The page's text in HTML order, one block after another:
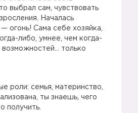
👶🏼
выбрал сам, чувствовать
Началась
огонь! Сама себе хозяйка,
либо, умнее, чем когда-
возможностей… только
роли: семья, материнство,
ты знаешь, чего
получить.